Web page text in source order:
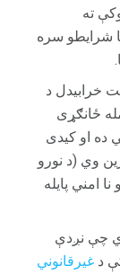
ته
شرایطو سره
خرابیدل د
ځانګړی
ده او کیدی
وي (د نورو
امني پایله
چې نږدې
غیرقانوني